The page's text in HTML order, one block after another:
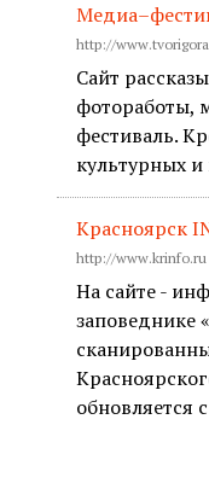
http://
Сайт
фотоработы,
фестиваль.
культурных
Красноярск
http://www.krinfo.ru
На сайте -
заповеднике
обновляется